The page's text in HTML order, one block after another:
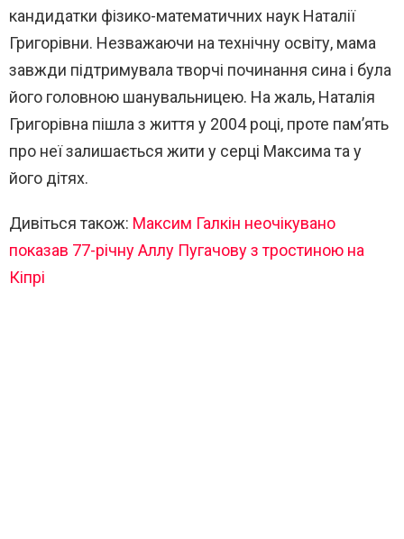
кандидатки фізико-математичних наук Наталії
Григорівни. Незважаючи на технічну освіту, мама
завжди підтримувала творчі починання сина і була
його головною шанувальницею. На жаль, Наталія
Григорівна пішла з життя у 2004 році, проте пам’ять
про неї залишається жити у серці Максима та у
його дітях.
Дивіться також: Максим Галкін неочікувано
показав 77-річну Аллу Пугачову з тростиною на
Кіпрі